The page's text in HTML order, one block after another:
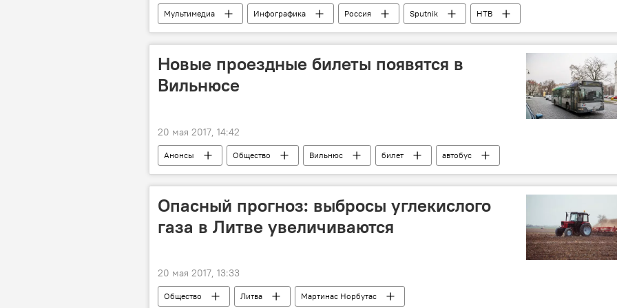
Мультимедиа Инфографика Россия Sputnik
НТВ
проект "Ты супер! "
шоу "Ты супер!" Кремль
Новые проездные билеты появятся в
Вильнюсе
20 мая 2017, 14:42
Анонсы Общество Вильнюс билет
автобус
Общественный транспорт Вильнюса
Опасный прогноз: выбросы углекислого
газа в Литве увеличиваются
20 мая 2017, 13:33
Общество Литва
Мартинас Норбутас